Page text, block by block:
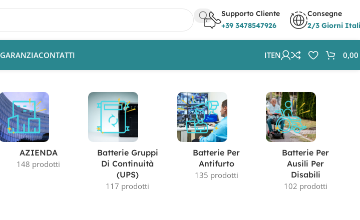
Supporto Cliente
+39 3478547926
Consegne
2/3 Giorni
GARANZIACONTATTI ITEN
0,00
AZIENDA
148 prodotti
Batterie Gruppi
Di Continuità
(UPS)
117 prodotti
Batterie Per
Antifurto
135 prodotti
Batterie Per
Ausili Per
Disabili
102 prodotti